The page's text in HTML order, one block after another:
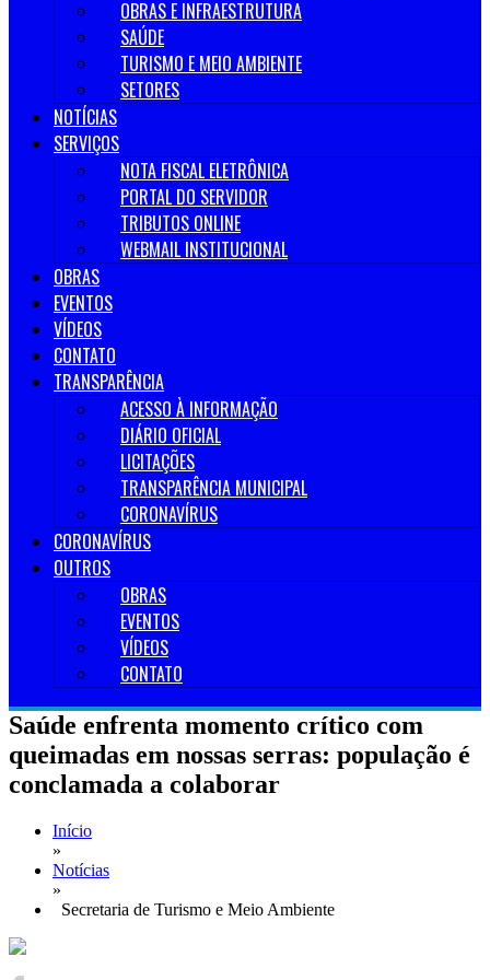
OBRAS E INFRAESTRUTURA
SAÚDE
TURISMO E MEIO AMBIENTE
SETORES
NOTÍCIAS
SERVIÇOS
NOTA FISCAL ELETRÔNICA
PORTAL DO SERVIDOR
TRIBUTOS ONLINE
WEBMAIL INSTITUCIONAL
OBRAS
EVENTOS
VÍDEOS
CONTATO
TRANSPARÊNCIA
ACESSO À INFORMAÇÃO
DIÁRIO OFICIAL
LICITAÇÕES
TRANSPARÊNCIA MUNICIPAL
CORONAVÍRUS
CORONAVÍRUS
OUTROS
OBRAS
EVENTOS
VÍDEOS
CONTATO
Saúde enfrenta momento crítico com
queimadas em nossas serras: população é
conclamada a colaborar
Início
»
Notícias
»
Secretaria de Turismo e Meio Ambiente